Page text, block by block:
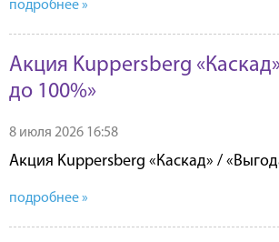
подробнее »
Акция Kuppersberg
до 100%»
8 июля 2026 16:58
Акция Kuppersberg «Каскад» /
подробнее »